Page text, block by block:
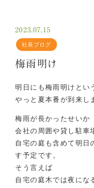
2023.07.15
社長ブログ
梅雨明け
明日にも梅雨明けとい
やっと夏本番が到来し
梅雨が長かったせいか
会社の周囲や貸し駐車
自宅の庭も含めて明日
す予定です。
そう言えば
自宅の庭木では夜にな